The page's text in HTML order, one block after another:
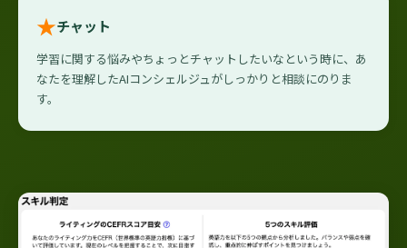
★チャット
学習に関する悩みやちょっとチャットしたいなという時に、あ
なたを理解したAIコンシェルジュがしっかりと相談にのりま
す。